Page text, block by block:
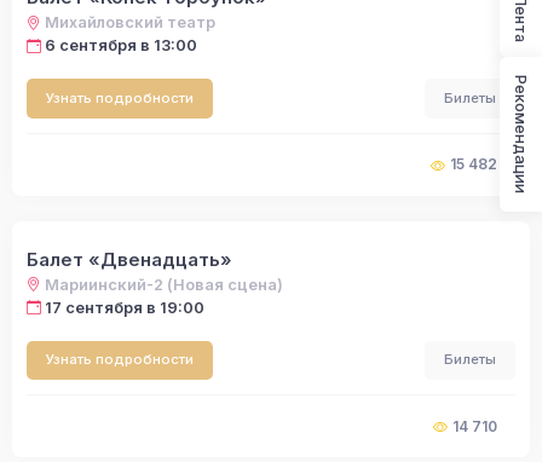
Михайловский театр
6 сентября в 13:00
Узнать подробности Билеты
15 482
Балет «Двенадцать»
Мариинский-2 (Новая сцена)
17 сентября в 19:00
Узнать подробности Билеты
14 710
Лента
Рекомендации